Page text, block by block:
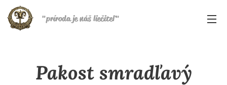
"príroda je náš liečiteľ"
Pakost smradľavý